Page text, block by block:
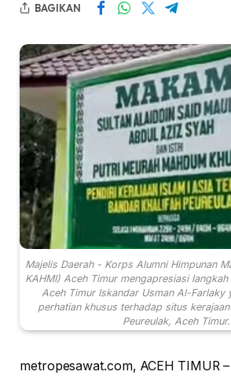
BAGIKAN
Majelis Daerah - Korps Alumni Himpunan
KAHMI) Aceh Timur mengapresiasi
Aceh Timur Iskandar Usman Al-Farlaky
perhatian khusus terhadap situs
Peureulak, Aceh Timur.
metropesawat.com, ACEH TIMUR